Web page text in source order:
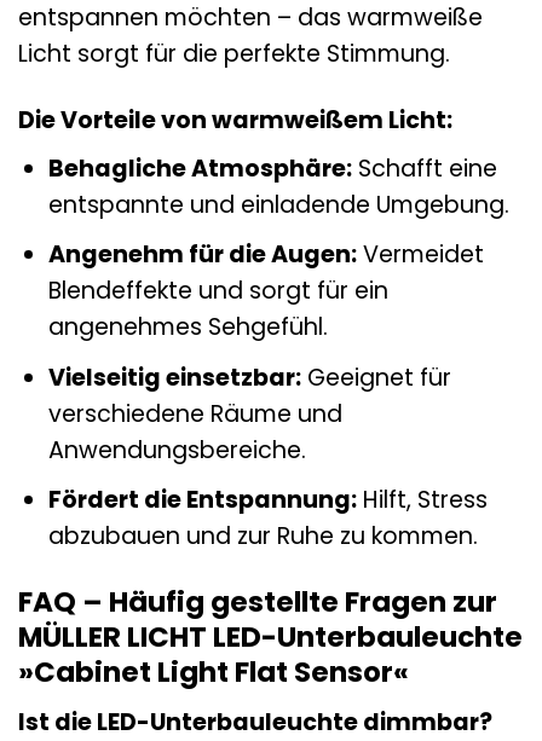
entspannen möchten – das warmweiße
Licht sorgt für die perfekte Stimmung.
Die Vorteile von warmweißem Licht:
Behagliche Atmosphäre:Schafft eine
entspannte und einladende Umgebung.
Angenehm für die Augen:Vermeidet
Blendeffekte und sorgt für ein
angenehmes Sehgefühl.
Vielseitig einsetzbar:Geeignet für
verschiedene Räume und
Anwendungsbereiche.
Fördert die Entspannung:Hilft, Stress
abzubauen und zur Ruhe zu kommen.
FAQ – Häufig gestellte Fragen zur
MÜLLER LICHT LED-Unterbauleuchte
»Cabinet Light Flat Sensor«
Ist die LED-Unterbauleuchte dimmbar?